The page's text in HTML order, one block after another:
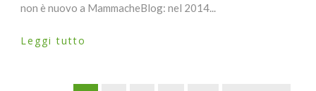
non è nuovo a MammacheBlog: nel 2014...
Leggi tutto